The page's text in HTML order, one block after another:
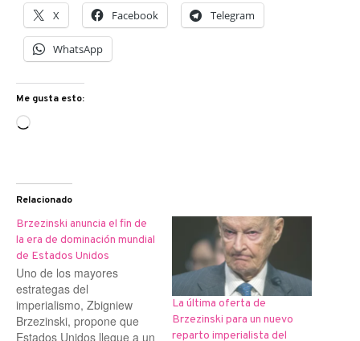
X Facebook Telegram
WhatsApp
Me gusta esto:
Cargando...
Relacionado
Brzezinski anuncia el fin de
la era de dominación mundial
de Estados Unidos
Uno de los mayores
estrategas del
imperialismo, Zbigniew
Brzezinski, propone que
Estados Unidos llegue a un
La última oferta de
Brzezinski para un nuevo
reparto imperialista del